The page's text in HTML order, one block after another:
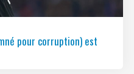
pour corruption) est